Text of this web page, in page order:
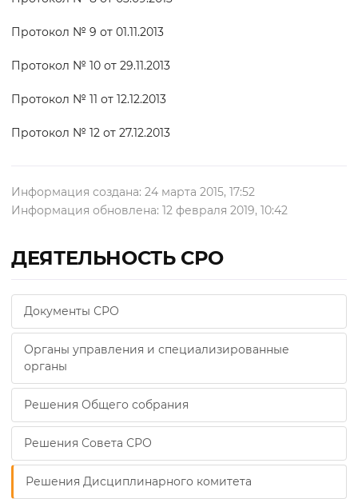
Протокол № 9 от 01.11.2013
Протокол № 10 от 29.11.2013
Протокол № 11 от 12.12.2013
Протокол № 12 от 27.12.2013
Информация создана: 24 марта 2015, 17:52
Информация обновлена: 12 февраля 2019, 10:42
ДЕЯТЕЛЬНОСТЬ СРО
Документы СРО
Органы управления и специализированные
органы
Решения Общего собрания
Решения Совета СРО
Решения Дисциплинарного комитета